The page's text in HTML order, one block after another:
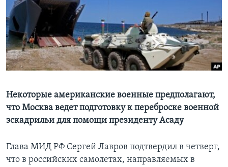
Learning English
СОЦИАЛЬНЫЕ СЕТИ
Языки
Некоторые американские военные предполагают,
что Москва ведет подготовку к переброске военной
эскадрильи для помощи президенту Асаду
Глава МИД РФ Сергей Лавров подтвердил в четверг,
что в российских самолетах, направляемых в